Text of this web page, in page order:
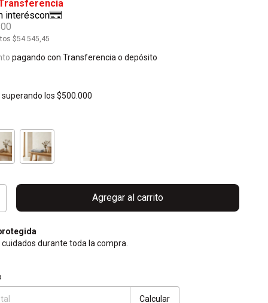
$54.545,45
pagando con Transferencia o depósito
superando los$500.000
durante toda la compra.
Calcular